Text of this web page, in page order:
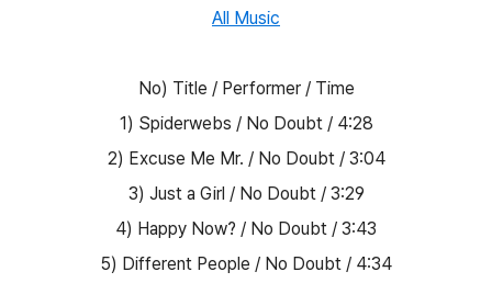
All Music
No) Title / Performer / Time
1) Spiderwebs / No Doubt / 4:28
2) Excuse Me Mr. / No Doubt / 3:04
3) Just a Girl / No Doubt / 3:29
4) Happy Now? / No Doubt / 3:43
5) Different People / No Doubt / 4:34